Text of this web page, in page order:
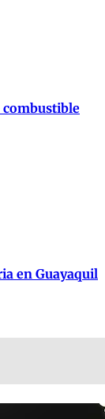
combustible
en Guayaquil